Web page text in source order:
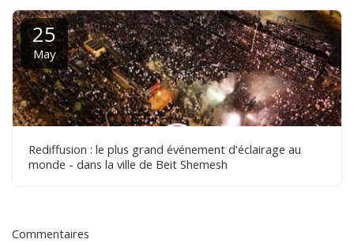
25
May
Rediffusion : le plus grand événement d'éclairage au
monde - dans la ville de Beit Shemesh
Commentaires